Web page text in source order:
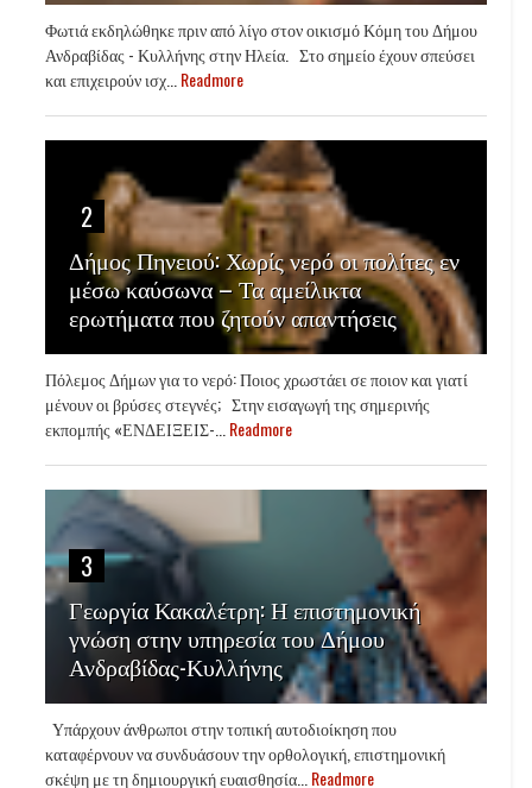
Φωτιά εκδηλώθηκε πριν από λίγο στον οικισμό Κόμη του Δήμου
Ανδραβίδας - Κυλλήνης στην Ηλεία. Στο σημείο έχουν σπεύσει
και επιχειρούν ισχ... Readmore
2
Δήμος Πηνειού: Χωρίς νερό οι πολίτες εν
μέσω καύσωνα – Τα αμείλικτα
ερωτήματα που ζητούν απαντήσεις
Πόλεμος Δήμων για το νερό: Ποιος χρωστάει σε ποιον και γιατί
μένουν οι βρύσες στεγνές; Στην εισαγωγή της σημερινής
εκπομπής «ΕΝΔΕΙΞΕΙΣ-... Readmore
3
Γεωργία Κακαλέτρη: Η επιστημονική
γνώση στην υπηρεσία του Δήμου
Ανδραβίδας-Κυλλήνης
Υπάρχουν άνθρωποι στην τοπική αυτοδιοίκηση που
καταφέρνουν να συνδυάσουν την ορθολογική, επιστημονική
σκέψη με τη δημιουργική ευαισθησία... Readmore